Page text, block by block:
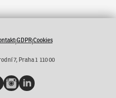
|GDPR|Cookies
7, Praha 1 110 00
InstagramLinkedIn